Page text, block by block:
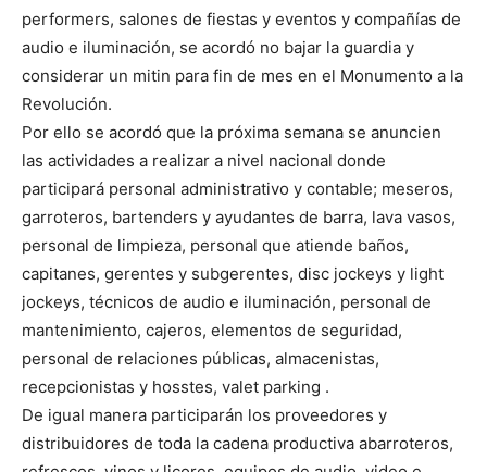
performers, salones de fiestas y eventos y compañías de
audio e iluminación, se acordó no bajar la guardia y
considerar un mitin para fin de mes en el Monumento a la
Revolución.
Por ello se acordó que la próxima semana se anuncien
las actividades a realizar a nivel nacional donde
participará personal administrativo y contable; meseros,
garroteros, bartenders y ayudantes de barra, lava vasos,
personal de limpieza, personal que atiende baños,
capitanes, gerentes y subgerentes, disc jockeys y light
jockeys, técnicos de audio e iluminación, personal de
mantenimiento, cajeros, elementos de seguridad,
personal de relaciones públicas, almacenistas,
recepcionistas y hosstes, valet parking .
De igual manera participarán los proveedores y
distribuidores de toda la cadena productiva abarroteros,